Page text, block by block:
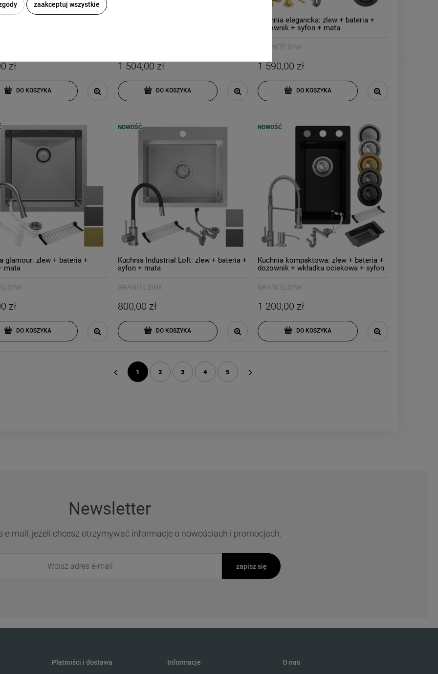
zł
DO KOSZYKA
1 504,00 zł
DO KOSZYKA
Kuchnia elegancka: zlew + bateria +
dozownik + syfon + mata
GRANITE SINK
1 590,00 zł
DO KOSZYKA
glamour: zlew + bateria +
mata
SINK
zł
DO KOSZYKA
Kuchnia Industrial Loft: zlew + bateria +
syfon + mata
GRANITE SINK
800,00 zł
DO KOSZYKA
NOWOŚĆ
Kuchnia kompaktowa: zlew + bateria +
dozownik + wkładka ociekowa + syfon
GRANITE SINK
1 200,00 zł
DO KOSZYKA
NOWOŚĆ
1 2 3 4 5
Newsletter
e-mail, jeżeli chcesz otrzymywać informacje o nowościach i promocjach.
zapisz się
Płatności i dostawa Informacje O nas
zaakceptuj wszystkie